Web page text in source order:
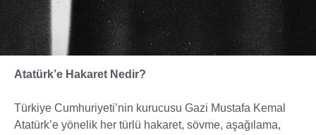
Atatürk’e Hakaret Nedir?
Türkiye Cumhuriyeti’nin kurucusu Gazi Mustafa Kemal
Atatürk’e yönelik her türlü hakaret, sövme, aşağılama,